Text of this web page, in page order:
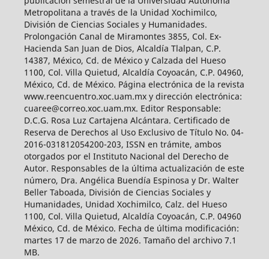
Metropolitana a través de la Unidad Xochimilco,
División de Ciencias Sociales y Humanidades.
Prolongación Canal de Miramontes 3855, Col. Ex-
Hacienda San Juan de Dios, Alcaldía Tlalpan, C.P.
14387, México, Cd. de México y Calzada del Hueso
1100, Col. Villa Quietud, Alcaldía Coyoacán, C.P. 04960,
México, Cd. de México. Página electrónica de la revista
www.reencuentro.xoc.uam.mx y dirección electrónica:
cuaree@correo.xoc.uam.mx. Editor Responsable:
D.C.G. Rosa Luz Cartajena Alcántara. Certificado de
Reserva de Derechos al Uso Exclusivo de Título No. 04-
2016-031812054200-203, ISSN en trámite, ambos
otorgados por el Instituto Nacional del Derecho de
Autor. Responsables de la última actualización de este
número, Dra. Angélica Buendía Espinosa y Dr. Walter
Beller Taboada, División de Ciencias Sociales y
Humanidades, Unidad Xochimilco, Calz. del Hueso
1100, Col. Villa Quietud, Alcaldía Coyoacán, C.P. 04960
México, Cd. de México. Fecha de última modificación:
martes 17 de marzo de 2026. Tamaño del archivo 7.1
MB.